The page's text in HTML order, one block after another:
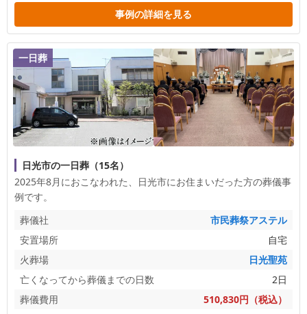
事例の詳細を見る
一日葬
日光市の一日葬（15名）
2025年8月におこなわれた、
日光市にお住まいだった方の葬儀事
例です。
葬儀社
市民葬祭アステル
安置場所
自宅
火葬場
日光聖苑
亡くなってから葬儀までの日数
2日
葬儀費用
510,830円（税込）